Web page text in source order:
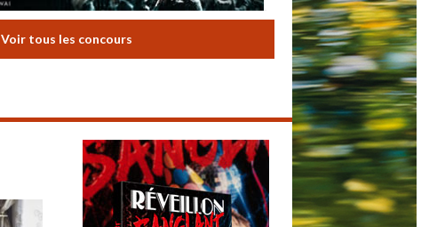
Voir tous les concours